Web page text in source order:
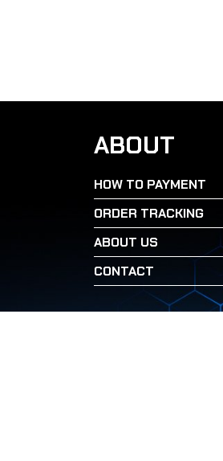
ABOUT
HOW TO PAYMENT
ORDER TRACKING
ABOUT US
CONTACT